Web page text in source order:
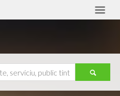
Ajutor